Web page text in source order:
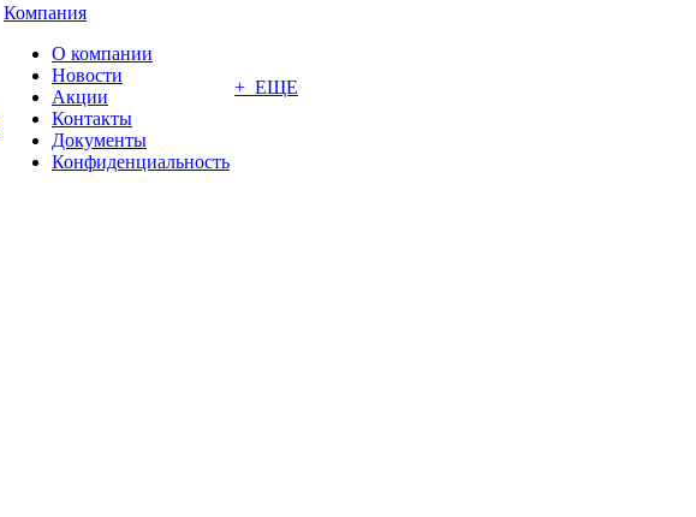
Компания
О компании
Новости
Акции
Контакты
Документы
Конфиденциальность
+ ЕЩЕ